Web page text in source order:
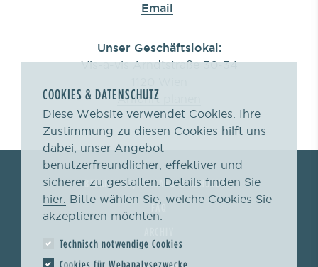
Email
Unser Geschäftslokal:
Vis-a-vis Arndtstraße 30-34
Anfahrt planen
BEZAHLUNG, VERSAND & ABHOLUNG
FAQ
COOKIES & DATENSCHUTZ
Diese Website verwendet Cookies. Ihre
Zustimmung zu diesen Cookies hilft uns
dabei, unser Angebot
benutzerfreundlicher, effektiver und
sicherer zu gestalten. Details finden Sie
hier. Bitte wählen Sie, welche Cookies Sie
akzeptieren möchten:
Technisch notwendige Cookies
Cookies für Webanalysezwecke